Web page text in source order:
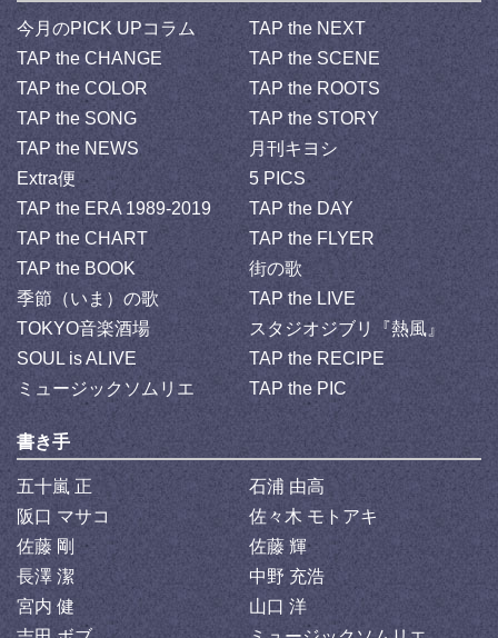
今月のPICK UPコラム
TAP the NEXT
TAP the CHANGE
TAP the SCENE
TAP the COLOR
TAP the ROOTS
TAP the SONG
TAP the STORY
TAP the NEWS
月刊キヨシ
Extra便
5 PICS
TAP the ERA 1989-2019
TAP the DAY
TAP the CHART
TAP the FLYER
TAP the BOOK
街の歌
季節（いま）の歌
TAP the LIVE
TOKYO音楽酒場
スタジオジブリ『熱風』
SOUL is ALIVE
TAP the RECIPE
ミュージックソムリエ
TAP the PIC
書き手
五十嵐 正
石浦 由高
阪口 マサコ
佐々木 モトアキ
佐藤 剛
佐藤 輝
長澤 潔
中野 充浩
宮内 健
山口 洋